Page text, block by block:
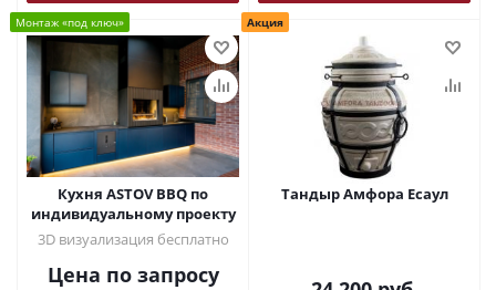
Монтаж «под ключ»
Кухня ASTOV BBQ по
индивидуальному проекту
3D визуализация бесплатно
Цена по запросу
Акция
Тандыр Амфора Есаул